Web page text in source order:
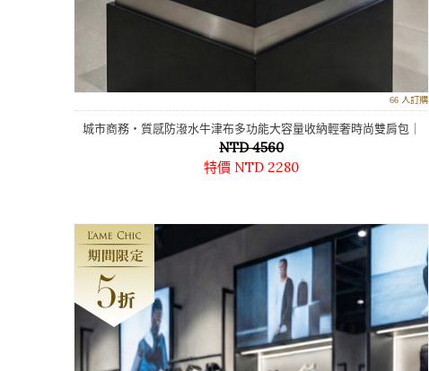
66 人訂購
城市商務‧質感防潑水牛津布多功能大容量收納輕奢時尚雙肩包｜
15.6吋電腦包
NTD 4560
特價 NTD 2280